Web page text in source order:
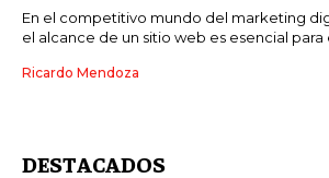
En el competitivo mundo del marketing
el alcance de un sitio web es esencial para
Ricardo Mendoza
DESTACADOS